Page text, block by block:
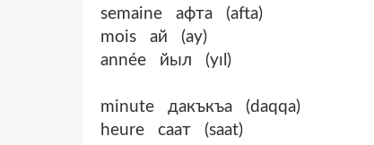
semaine афта (afta)
mois ай (ay)
année йыл (yıl)
minute дакъкъа (daqqa)
heure саат (saat)